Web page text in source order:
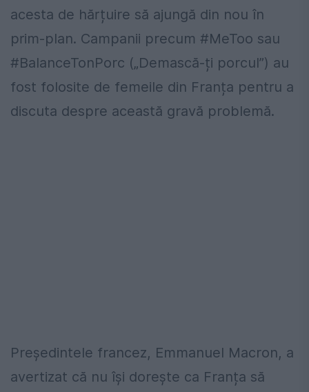
acesta de hărțuire să ajungă din nou în
prim-plan. Campanii precum #MeToo sau
#BalanceTonPorc („Demască-ți porcul”) au
fost folosite de femeile din Franța pentru a
discuta despre această gravă problemă.
Președintele francez, Emmanuel Macron, a
avertizat că nu își dorește ca Franța să